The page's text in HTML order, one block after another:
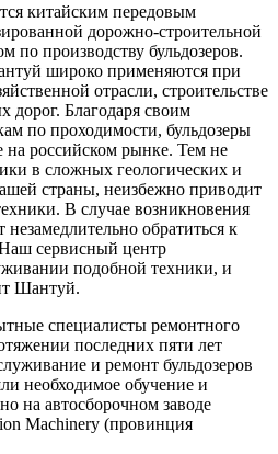
китайским передовым
дорожно-строительной
по производству бульдозеров.
широко применяются при
отрасли, строительстве
дорог. Благодаря своим
по проходимости, бульдозеры
на российском рынке. Тем не
в сложных геологических и
страны, неизбежно приводит
В случае возникновения
обратиться к
сервисный центр
подобной техники, и
Шантуй.
специалисты ремонтного
последних пяти лет
и ремонт бульдозеров
необходимое обучение и
на автосборочном заводе
Machinery (провинция